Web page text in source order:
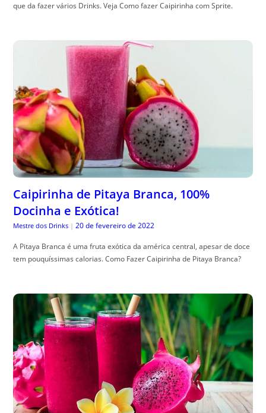
que da fazer vários Drinks. Veja Como fazer Caipirinha com Sprite.
Caipirinha de Pitaya Branca, 100%
Docinha e Exótica!
Mestre dos Drinks | 20 de fevereiro de 2022
A Pitaya Branca é uma fruta exótica da américa central, apesar de doce
tem pouquíssimas calorias. Como Fazer Caipirinha de Pitaya Branca?